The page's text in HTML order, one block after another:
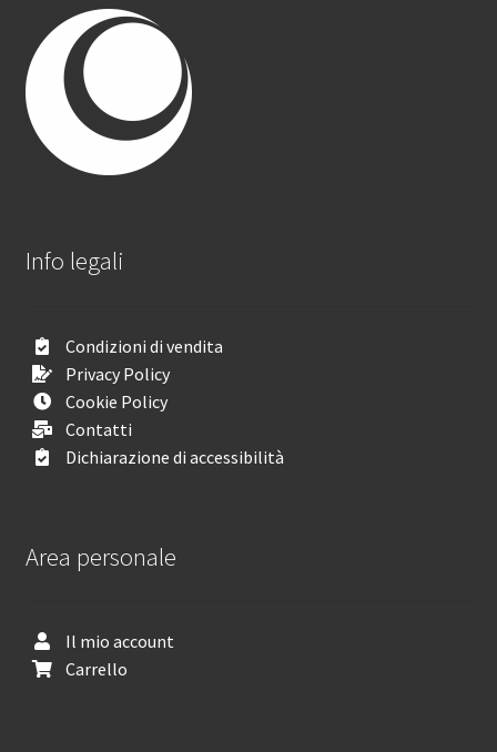
Info legali
Condizioni di vendita
Privacy Policy
Cookie Policy
Contatti
Dichiarazione di accessibilità
Area personale
Il mio account
Carrello